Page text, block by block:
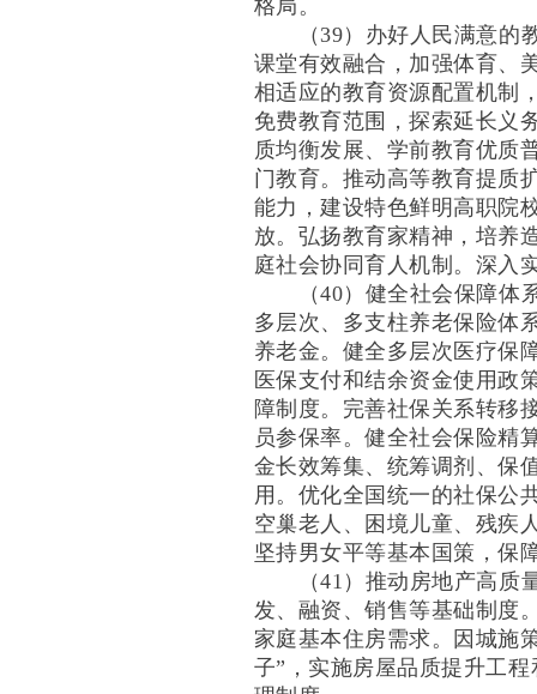
格局。
（39）办好人民满意的教
课堂有效融合，加强体育、
相适应的教育资源配置机制
免费教育范围，探索延长义
质均衡发展、学前教育优质
门教育。推动高等教育提质
能力，建设特色鲜明高职院
放。弘扬教育家精神，培养
庭社会协同育人机制。深入
（40）健全社会保障体系
多层次、多支柱养老保险体
养老金。健全多层次医疗保
医保支付和结余资金使用政
障制度。完善社保关系转移
员参保率。健全社会保险精
金长效筹集、统筹调剂、保
用。优化全国统一的社保公
空巢老人、困境儿童、残疾
坚持男女平等基本国策，保
（41）推动房地产高质量
发、融资、销售等基础制度
家庭基本住房需求。因城施
子”，实施房屋品质提升工